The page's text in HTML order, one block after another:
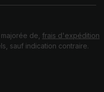
de, frais d'expédition
sauf indication contraire.